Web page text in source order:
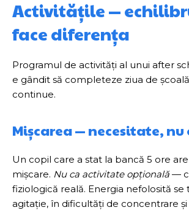
Activitățile —
face diferența
Programul de activități al unui after
e gândit să completeze ziua de
continue.
Mișcarea — necesitate,
Un copil care a stat la bancă 5 ore
mișcare. Nu ca activitate opțională —
fiziologică reală. Energia nefolosită se
agitație, în dificultăți de concentrare și